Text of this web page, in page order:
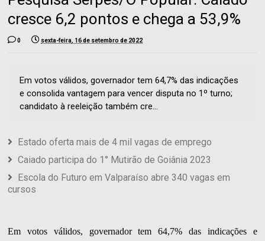
cresce 6,2 pontos e chega a 53,9%
0 sexta-feira, 16 de setembro de 2022
Em votos válidos, governador tem 64,7% das indicações
e consolida vantagem para vencer disputa no 1º turno;
candidato à reeleição também cre...
Estado oferta mais de 4 mil vagas de emprego
Caiado participa do 1° Mutirão de Goiânia 2023
Escola do Futuro em Valparaíso abre 340 vagas em
cursos
Em votos válidos, governador tem 64,7% das indicações e